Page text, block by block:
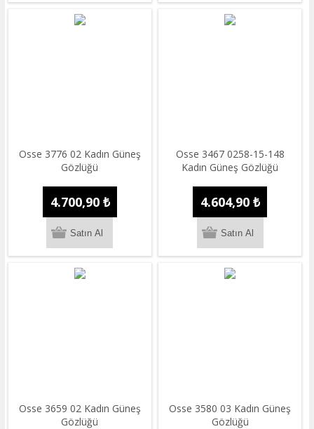
Osse 3776 02 Kadın Güneş
Gözlüğü
4.700,90 ₺
Osse 3467 0258-15-148
Kadın Güneş Gözlüğü
4.604,90 ₺
Osse 3659 02 Kadın Güneş
Gözlüğü
Osse 3580 03 Kadın Güneş
Gözlüğü